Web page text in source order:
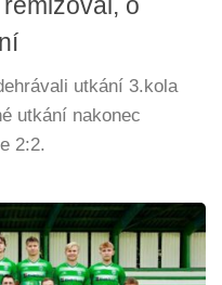
utkání 3.kola
utkání nakonec
2:2.